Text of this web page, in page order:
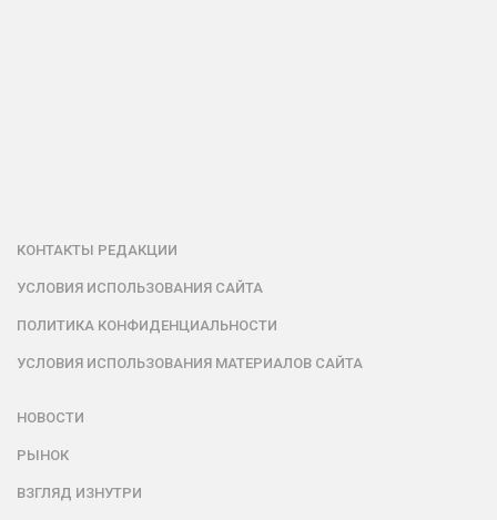
КОНТАКТЫ РЕДАКЦИИ
УСЛОВИЯ ИСПОЛЬЗОВАНИЯ САЙТА
ПОЛИТИКА КОНФИДЕНЦИАЛЬНОСТИ
УСЛОВИЯ ИСПОЛЬЗОВАНИЯ МАТЕРИАЛОВ САЙТА
НОВОСТИ
РЫНОК
ВЗГЛЯД ИЗНУТРИ